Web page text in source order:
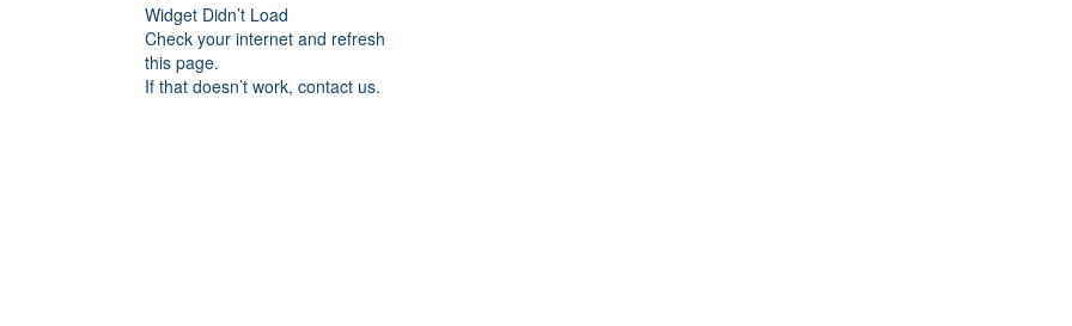
Widget Didn’t Load
Check your internet and refresh
this page.
If that doesn’t work, contact us.